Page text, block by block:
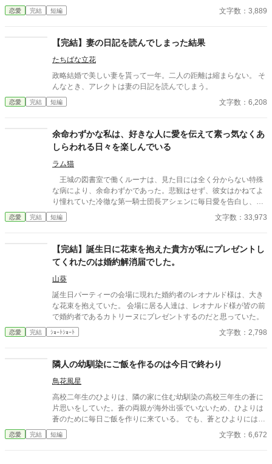
き継いでおきましたから。 「財布」を失った元夫と、逃げ場を失
った妹。 身の丈に合わない贅沢を望んだ寄生虫たちの、惨めな末
恋愛 完結 短編 文字数：3,889
【完結】妻の日記を読んでしまった結果
たちばな立花
政略結婚で美しい妻を貰って一年。二人の距離は縮まらない。 そ
んなとき、アレクトは妻の日記を読んでしまう。
恋愛 完結 短編 文字数：6,208
余命わずかな私は、好きな人に愛を伝えて素っ気なくあ
しらわれる日々を楽しんでいる
ラム猫
王城の図書室で働くルーナは、見た目には全く分からない特殊
な病により、余命わずかであった。悲観はせず、彼女はかねてよ
り憧れていた冷徹な第一騎士団長アシェンに毎日愛を告白し、彼
の困惑した反応を見ることを最後の人生の楽しみとする。アシェ
ンは一貫してそっけない態度を取り続けるが、ルーナのひたむき
※『小説家になろう』様『カクヨム』様にも同じ作品を投稿して
います ※全十七話で完結の予定でしたが、勝手ながら二話ほど追
加させていただきます。公開は同時に行うので、完結予定日は変
わりません。本編は十五話まで、その後は番外編になります。
恋愛 完結 短編 文字数：33,973
【完結】誕生日に花束を抱えた貴方が私にプレゼントし
てくれたのは婚約解消届でした。
山葵
誕生日パーティーの会場に現れた婚約者のレオナルド様は、大き
な花束を抱えていた。 会場に居る人達は、レオナルド様が皆の前
で婚約者であるカトリーヌにプレゼントするのだと思っていた。
恋愛 完結 ｼｮｰﾄｼｮｰﾄ 文字数：2,798
隣人の幼馴染にご飯を作るのは今日で終わり
鳥花風星
高校二年生のひよりは、隣の家に住む幼馴染の高校三年生の蒼に
片思いをしていた。蒼の両親が海外出張でいないため、ひよりは
蒼のために毎日ご飯を作りに来ている。 でも、蒼とひよりにはも
う一人、みさ姉という大学生の幼馴染がいた。蒼が好きなのはみ
さ姉だと思い、身を引くためにひよりはもうご飯を作りにこない
恋愛 完結 短編 文字数：6,672